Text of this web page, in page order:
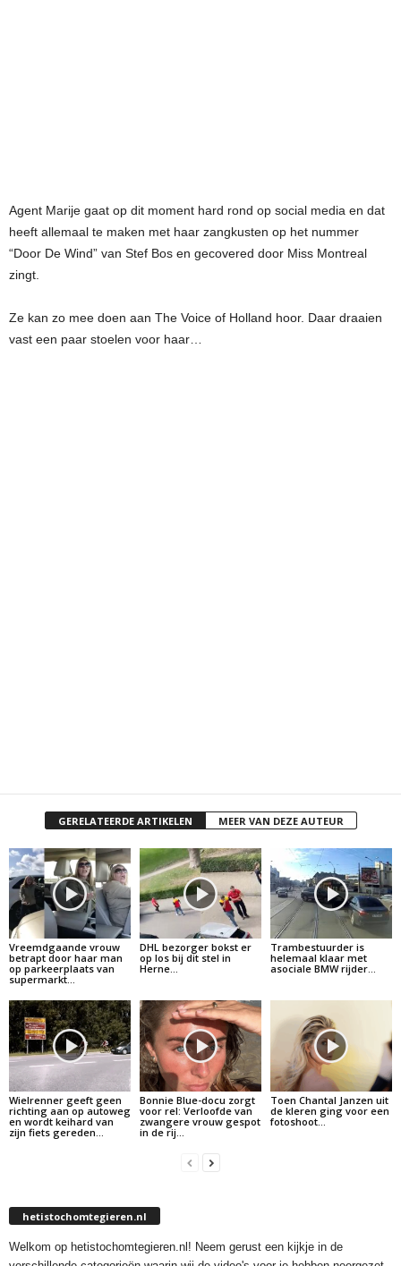
Agent Marije gaat op dit moment hard rond op social media en dat
heeft allemaal te maken met haar zangkusten op het nummer
“Door De Wind” van Stef Bos en gecovered door Miss Montreal
zingt.
Ze kan zo mee doen aan The Voice of Holland hoor. Daar draaien
vast een paar stoelen voor haar…
GERELATEERDE ARTIKELEN MEER VAN DEZE AUTEUR
Vreemdgaande vrouw
betrapt door haar man
op parkeerplaats van
supermarkt…
DHL bezorger bokst er
op los bij dit stel in
Herne…
Trambestuurder is
helemaal klaar met
asociale BMW rijder…
Wielrenner geeft geen
richting aan op autoweg
en wordt keihard van
zijn fiets gereden…
Bonnie Blue-docu zorgt
voor rel: Verloofde van
zwangere vrouw gespot
in de rij…
Toen Chantal Janzen uit
de kleren ging voor een
fotoshoot…
hetistochomtegieren.nl
Welkom op hetistochomtegieren.nl! Neem gerust een kijkje in de